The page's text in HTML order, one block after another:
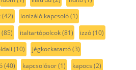
(42) ionizáló kapcsoló(1)
(85) italtartópolcok(81) izzó(10)
(10) jégkockatartó(3)
(40) kapcsolósor(1) kapocs (2)